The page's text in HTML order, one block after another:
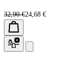
32,90 €24,68 €